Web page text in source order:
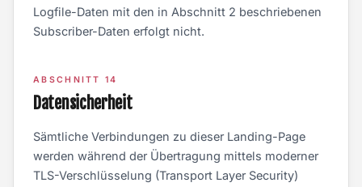
Logfile-Daten mit den in Abschnitt 2 beschriebenen
Subscriber-Daten erfolgt nicht.
ABSCHNITT 14
Datensicherheit
Sämtliche Verbindungen zu dieser Landing-Page
werden während der Übertragung mittels moderner
TLS-Verschlüsselung (Transport Layer Security)